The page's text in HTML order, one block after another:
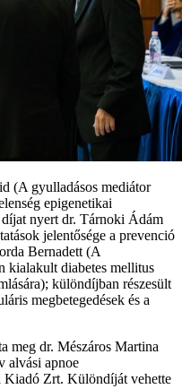
(A gyulladásos mediátor
epigenetikai
nyert dr. Tárnoki Ádám
jelentősége a prevenció
Bernadett (A
kialakult diabetes mellitus
különdíjban részesült
megbetegedések és a
meg dr. Mészáros Martina
alvási apnoe
Kiadó Zrt. Különdíját vehette